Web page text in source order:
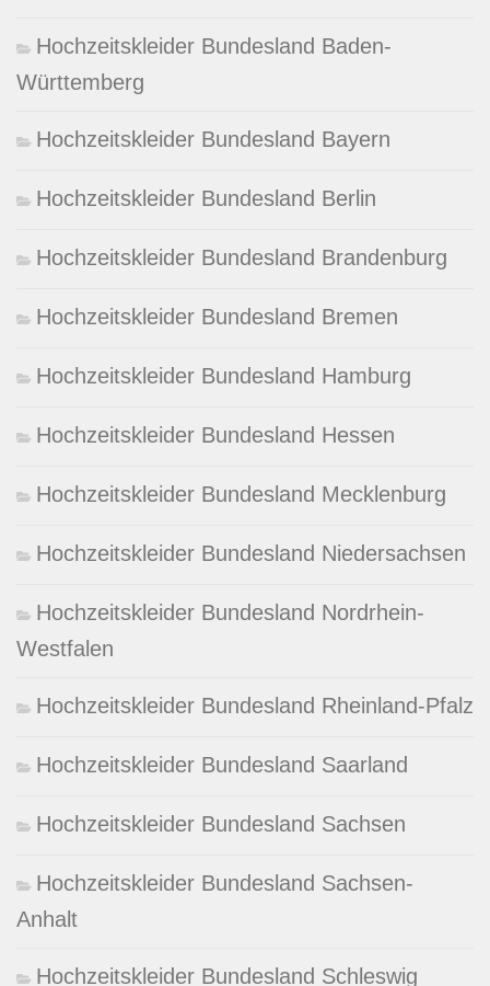
Hochzeitskleider Bundesland Baden-
Württemberg
Hochzeitskleider Bundesland Bayern
Hochzeitskleider Bundesland Berlin
Hochzeitskleider Bundesland Brandenburg
Hochzeitskleider Bundesland Bremen
Hochzeitskleider Bundesland Hamburg
Hochzeitskleider Bundesland Hessen
Hochzeitskleider Bundesland Mecklenburg
Hochzeitskleider Bundesland Niedersachsen
Hochzeitskleider Bundesland Nordrhein-
Westfalen
Hochzeitskleider Bundesland Rheinland-Pfalz
Hochzeitskleider Bundesland Saarland
Hochzeitskleider Bundesland Sachsen
Hochzeitskleider Bundesland Sachsen-
Anhalt
Hochzeitskleider Bundesland Schleswig